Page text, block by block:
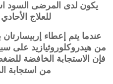
يكون لدى المرضى السود
للعلاج
عندما يتم إعطاء إربيسارتان
فإن الاستجابة الخافضة
من استجابة